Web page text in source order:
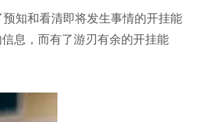
知和看清即将发生事情的开挂能
息，而有了游刃有余的开挂能